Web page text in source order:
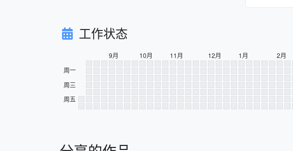
工作状态
9月 10月 11月 12月 1月 2月
周一
周三
周五